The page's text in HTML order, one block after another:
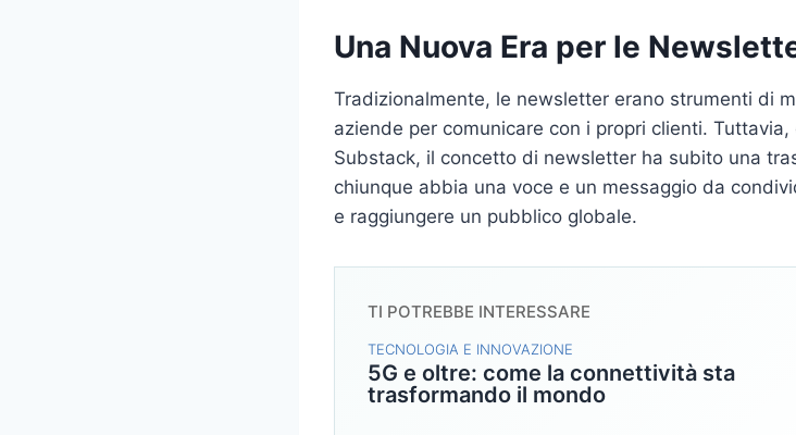
Una Nuova Era per le
Tradizionalmente, le newsletter erano strumenti di
aziende per comunicare con i propri clienti.
Substack, il concetto di newsletter ha subito una
chiunque abbia una voce e un messaggio da
e raggiungere un pubblico globale.
TI POTREBBE INTERESSARE
TECNOLOGIA E INNOVAZIONE
5G e oltre: come la connettività sta
trasformando il mondo